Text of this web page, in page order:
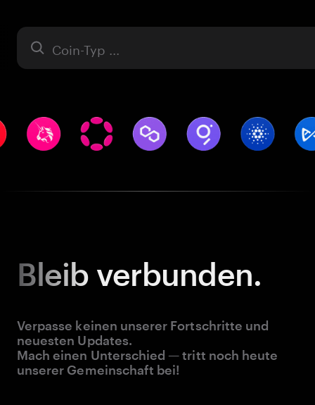
Asset
Bleib verbunden.
Verpasse keinen unserer Fortschritte und
neuesten Updates.
Mach einen Unterschied — tritt noch heute
unserer Gemeinschaft bei!